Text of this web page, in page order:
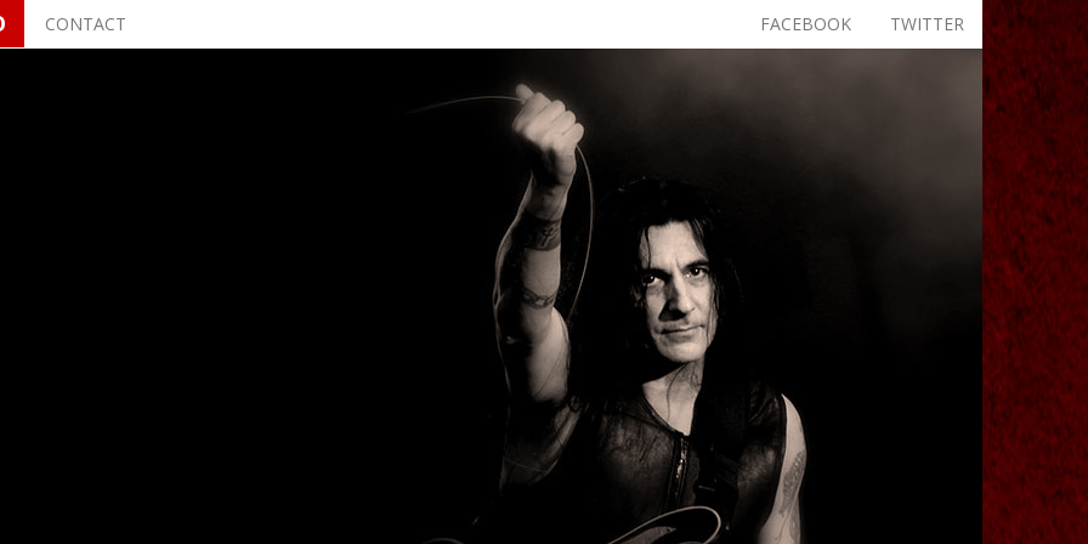
CONTACT TWITTER
FACEBOOK